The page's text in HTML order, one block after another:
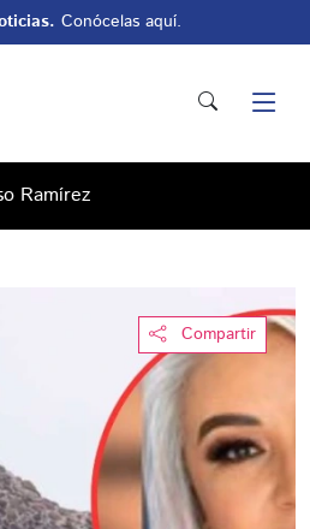
Conócelas aquí.
Ramírez
Compartir